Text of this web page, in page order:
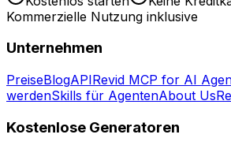
Kommerzielle Nutzung inklusive
Unternehmen
PreiseBlogAPIRevid MCP for AI
werdenSkills für AgentenAbout Us
Kostenlose Generatoren